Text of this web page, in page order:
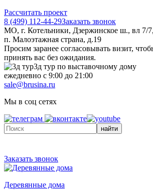
Рассчитать проект
8 (499) 112-44-29Заказать звонок
МО, г. Котельники, Дзержинское ш., вл 7/7,
п. Малоэтажная страна, д.19
Просим заранее согласовывать визит,
принять вас без ожидания.
3д тур по выставочному дому
ежедневно с 9:00 до 21:00
sale@brusina.ru
Мы в соц сетях
найти
Заказать звонок
Деревянные дома